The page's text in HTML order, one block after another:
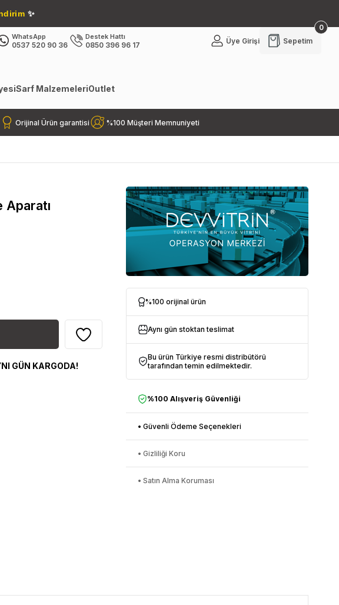
✨
WhatsApp
0537 520 90 36
Destek Hattı
0850 396 96 17 Üye Girişi Sepetim
0
Sarf MalzemeleriOutlet
Orijinal Ürün garantisi %100 Müşteri Memnuniyeti
Aparatı
GÜN KARGODA!
%100 orijinal ürün
Aynı gün stoktan teslimat
Bu ürün Türkiye resmi distribütörü
tarafından temin edilmektedir.
%100 Alışveriş Güvenliği
• Güvenli Ödeme Seçenekleri
• Gizliliği Koru
• Satın Alma Koruması